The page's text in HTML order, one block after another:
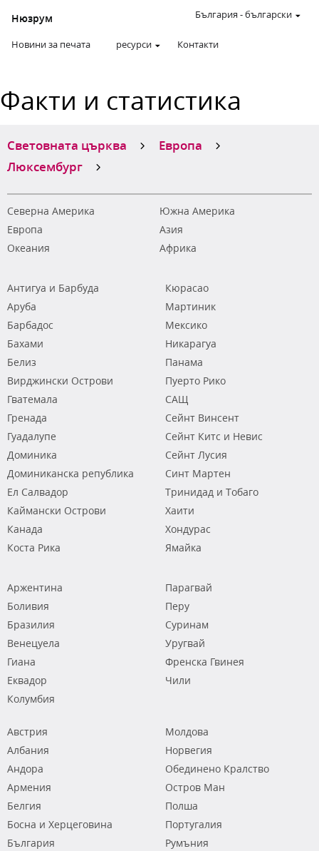
Нюзрум
Новини за печата ресурси Контакти
България -български
Факти и статистика
Световната църква
Европа
Люксембург
Северна Америка
Южна Америка
Европа
Азия
Океания
Африка
Антигуа и Барбуда
Аруба
Барбадос
Бахами
Белиз
Вирджински Острови
Гватемала
Гренада
Гуадалупе
Доминика
Доминиканска република
Ел Салвадор
Каймански Острови
Канада
Коста Рика
Кюрасао
Мартиник
Мексико
Никарагуа
Панама
Пуерто Рико
САЩ
Сейнт Винсент
Сейнт Китс и Невис
Сейнт Лусия
Синт Мартен
Тринидад и Тобаго
Хаити
Хондурас
Ямайка
Аржентина
Боливия
Бразилия
Венецуела
Гиана
Еквадор
Колумбия
Парагвай
Перу
Суринам
Уругвай
Френска Гвинея
Чили
Австрия
Албания
Андора
Армения
Белгия
Босна и Херцеговина
България
Молдова
Норвегия
Обединено Кралство
Остров Ман
Полша
Португалия
Румъния